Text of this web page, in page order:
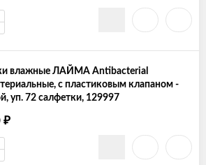
влажные ЛАЙМА Antibacterial
с пластиковым клапаном -
уп. 72 салфетки, 129997
₽